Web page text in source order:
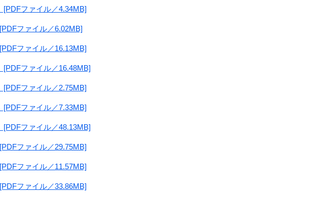
[PDFファイル／4.34MB]
ファイル／6.02MB]
ファイル／16.13MB]
[PDFファイル／16.48MB]
[PDFファイル／2.75MB]
[PDFファイル／7.33MB]
[PDFファイル／48.13MB]
ファイル／29.75MB]
ファイル／11.57MB]
ファイル／33.86MB]